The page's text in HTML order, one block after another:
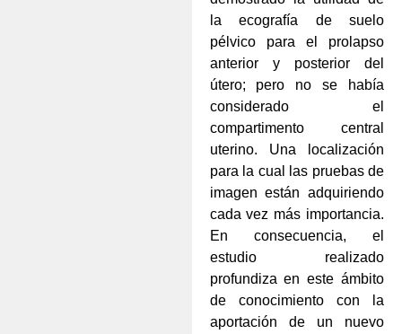
la ecografía de suelo
pélvico para el prolapso
anterior y posterior del
útero; pero no se había
considerado el
compartimento central
uterino. Una localización
para la cual las pruebas de
imagen están adquiriendo
cada vez más importancia.
En consecuencia, el
estudio realizado
profundiza en este ámbito
de conocimiento con la
aportación de un nuevo